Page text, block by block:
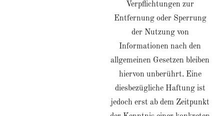
Verpflichtungen zur
Entfernung oder Sperrung
der Nutzung von
Informationen nach den
allgemeinen Gesetzen bleiben
hiervon unberührt. Eine
diesbezügliche Haftung ist
jedoch erst ab dem Zeitpunkt